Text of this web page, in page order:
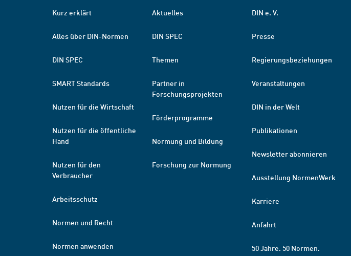
Kurz erklärt
Alles über DIN-Normen
DIN SPEC
SMART Standards
Nutzen für die Wirtschaft
Nutzen für die öffentliche
Hand
Nutzen für den
Verbraucher
Arbeitsschutz
Normen und Recht
Normen anwenden
Aktuelles
DIN SPEC
Themen
Partner in
Forschungsprojekten
Förderprogramme
Normung und Bildung
Forschung zur Normung
DIN e. V.
Presse
Regierungsbeziehungen
Veranstaltungen
DIN in der Welt
Publikationen
Newsletter abonnieren
Ausstellung NormenWerk
Karriere
Anfahrt
50 Jahre. 50 Normen.